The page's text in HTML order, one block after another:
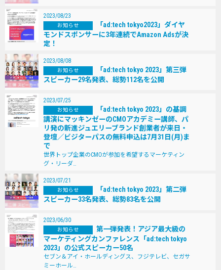
2023/08/23
お知らせ
「ad:tech tokyo2023」ダイヤ
モンドスポンサーに3年連続でAmazon Adsが決
定！
2023/08/08
お知らせ
「ad:tech tokyo 2023」第三弾
スピーカー29名発表、総勢112名を公開
2023/07/25
お知らせ
「ad:tech tokyo 2023」の基調
講演にマッキンゼーのCMOアカデミー講師、パ
リ発の新進ジュエリーブランド創業者が来⽇・
登壇／ビジターパスの無料申込は7⽉31⽇(⽉)ま
で
世界トップ企業のCMOが参加を希望するマーケティン
グ・リーダ…
2023/07/21
お知らせ
「ad:tech tokyo 2023」第二弾
スピーカー33名発表、総勢83名を公開
2023/06/30
お知らせ
第⼀弾発表！アジア最⼤級の
マーケティングカンファレンス「ad:tech tokyo
2023」の公式スピーカー50名
セブン＆アイ・ホールディングス、フジテレビ、セガサ
ミーホール…